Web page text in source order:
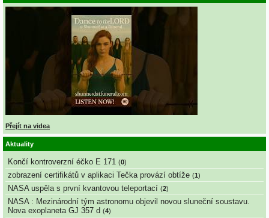
Přejít na videa
Aktuality
Končí kontroverzní éčko E 171 (0)
zobrazení certifikátů v aplikaci Tečka provází obtíže (1)
NASA uspěla s první kvantovou teleportací (2)
NASA : Mezinárodní tým astronomu objevil novou sluneční soustavu.
Nova exoplaneta GJ 357 d (4)